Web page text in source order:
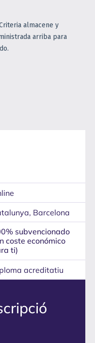
Barcelona
subvencionado
coste económico
ti)
acreditatiu